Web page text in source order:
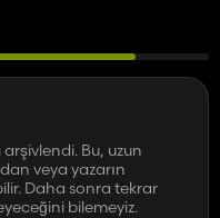
Bu, uzun
veya yazarın
Daha sonra tekrar
bilemeyiz.